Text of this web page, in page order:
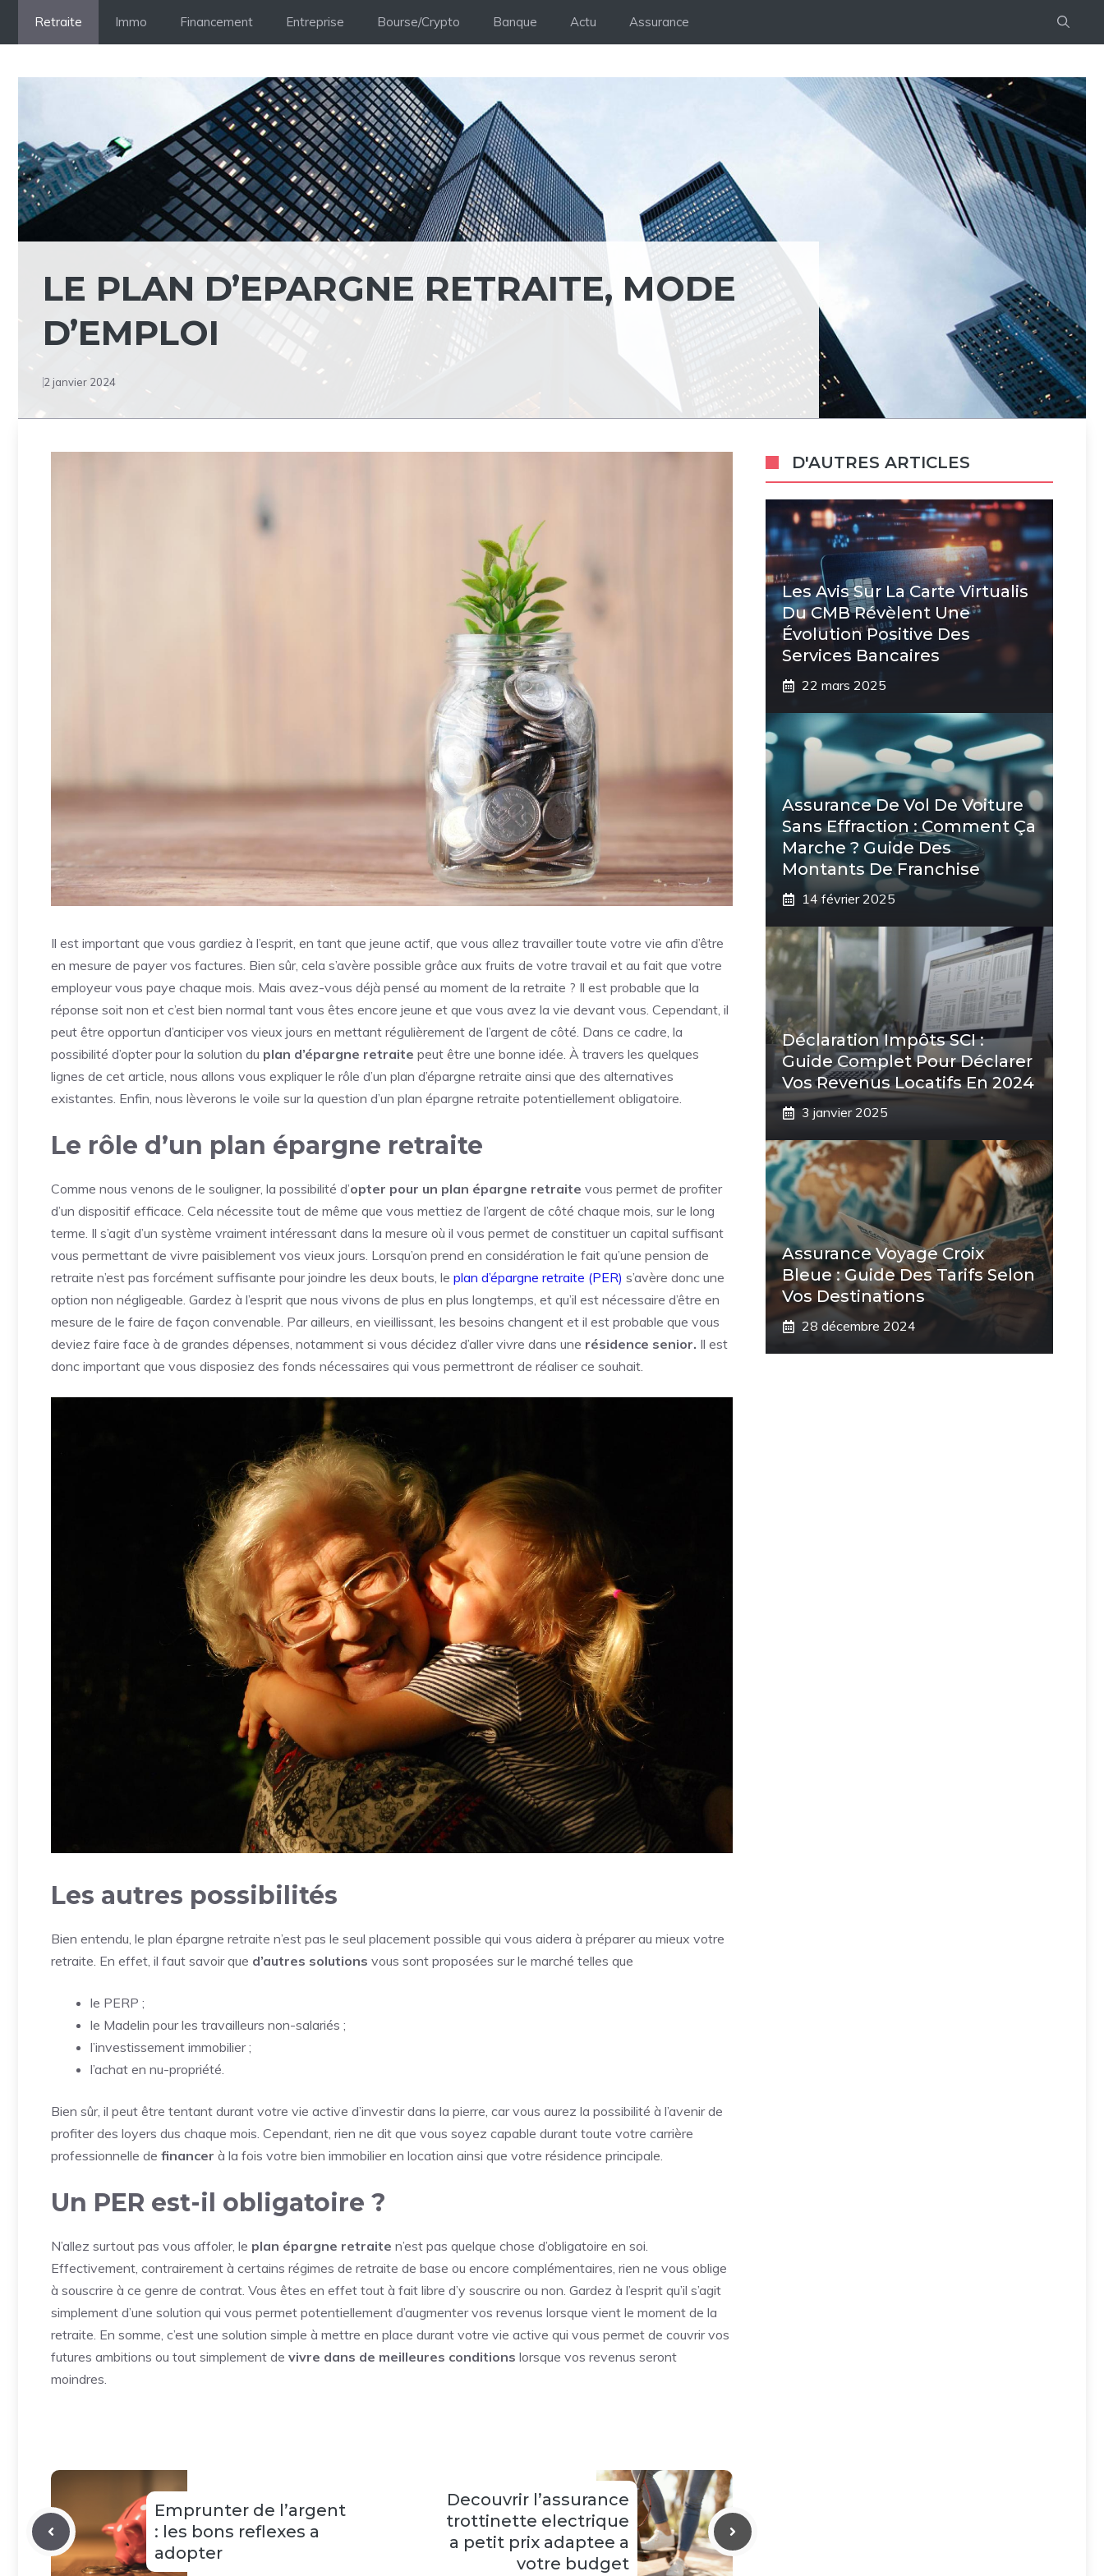
Retraite Immo Financement Entreprise Bourse/Crypto Banque Actu Assurance
LE PLAN D’EPARGNE RETRAITE, MODE
D’EMPLOI
2 janvier 2024
Il est important que vous gardiez à l’esprit, en tant que jeune actif, que vous allez travailler toute votre vie afin d’être
en mesure de payer vos factures. Bien sûr, cela s’avère possible grâce aux fruits de votre travail et au fait que votre
employeur vous paye chaque mois. Mais avez-vous déjà pensé au moment de la retraite ? Il est probable que la
réponse soit non et c’est bien normal tant vous êtes encore jeune et que vous avez la vie devant vous. Cependant, il
peut être opportun d’anticiper vos vieux jours en mettant régulièrement de l’argent de côté. Dans ce cadre, la
possibilité d’opter pour la solution du plan d’épargne retraite peut être une bonne idée. À travers les quelques
lignes de cet article, nous allons vous expliquer le rôle d’un plan d’épargne retraite ainsi que des alternatives
existantes. Enfin, nous lèverons le voile sur la question d’un plan épargne retraite potentiellement obligatoire.
Le rôle d’un plan épargne retraite
Comme nous venons de le souligner, la possibilité d’opter pour un plan épargne retraite vous permet de profiter
d’un dispositif efficace. Cela nécessite tout de même que vous mettiez de l’argent de côté chaque mois, sur le long
terme. Il s’agit d’un système vraiment intéressant dans la mesure où il vous permet de constituer un capital suffisant
vous permettant de vivre paisiblement vos vieux jours. Lorsqu’on prend en considération le fait qu’une pension de
retraite n’est pas forcément suffisante pour joindre les deux bouts, le plan d’épargne retraite (PER) s’avère donc une
option non négligeable. Gardez à l’esprit que nous vivons de plus en plus longtemps, et qu’il est nécessaire d’être en
mesure de le faire de façon convenable. Par ailleurs, en vieillissant, les besoins changent et il est probable que vous
deviez faire face à de grandes dépenses, notamment si vous décidez d’aller vivre dans une résidence senior. Il est
donc important que vous disposiez des fonds nécessaires qui vous permettront de réaliser ce souhait.
Les autres possibilités
Bien entendu, le plan épargne retraite n’est pas le seul placement possible qui vous aidera à préparer au mieux votre
retraite. En effet, il faut savoir que d’autres solutions vous sont proposées sur le marché telles que
le PERP ;
le Madelin pour les travailleurs non-salariés ;
l’investissement immobilier ;
l’achat en nu-propriété.
Bien sûr, il peut être tentant durant votre vie active d’investir dans la pierre, car vous aurez la possibilité à l’avenir de
profiter des loyers dus chaque mois. Cependant, rien ne dit que vous soyez capable durant toute votre carrière
professionnelle de financer à la fois votre bien immobilier en location ainsi que votre résidence principale.
Un PER est-il obligatoire ?
N’allez surtout pas vous affoler, le plan épargne retraite n’est pas quelque chose d’obligatoire en soi.
Effectivement, contrairement à certains régimes de retraite de base ou encore complémentaires, rien ne vous oblige
à souscrire à ce genre de contrat. Vous êtes en effet tout à fait libre d’y souscrire ou non. Gardez à l’esprit qu’il s’agit
simplement d’une solution qui vous permet potentiellement d’augmenter vos revenus lorsque vient le moment de la
retraite. En somme, c’est une solution simple à mettre en place durant votre vie active qui vous permet de couvrir vos
futures ambitions ou tout simplement de vivre dans de meilleures conditions lorsque vos revenus seront
moindres.
Emprunter de l’argent
: les bons reflexes a
adopter
Decouvrir l’assurance
trottinette electrique
a petit prix adaptee a
votre budget
D'AUTRES ARTICLES
Les Avis Sur La Carte Virtualis
Du CMB Révèlent Une
Évolution Positive Des
Services Bancaires
22 mars 2025
Assurance De Vol De Voiture
Sans Effraction : Comment Ça
Marche ? Guide Des
Montants De Franchise
14 février 2025
Déclaration Impôts SCI :
Guide Complet Pour Déclarer
Vos Revenus Locatifs En 2024
3 janvier 2025
Assurance Voyage Croix
Bleue : Guide Des Tarifs Selon
Vos Destinations
28 décembre 2024